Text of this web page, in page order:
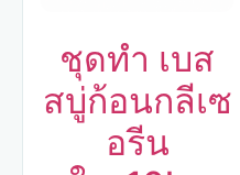
ชุดทำ เบส
สบู่ก้อนกลีเซ
อรีน